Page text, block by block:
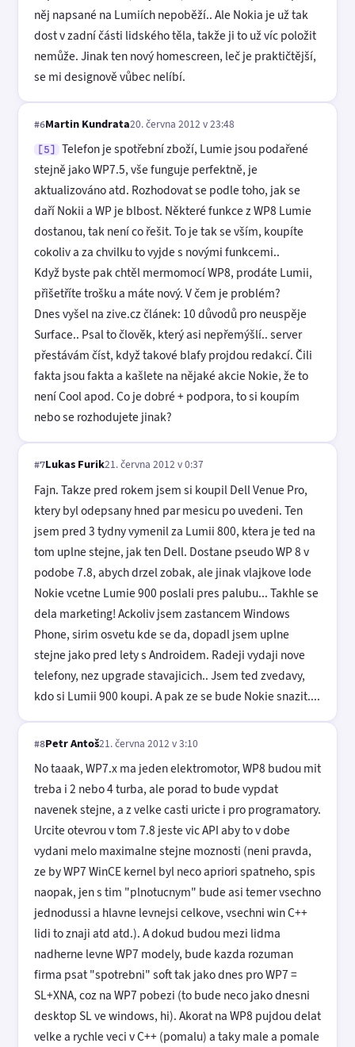
něj napsané na Lumiích nepoběží.. Ale Nokia je už tak
dost v zadní části lidského těla, takže ji to už víc položit
nemůže. Jinak ten nový homescreen, leč je praktičtější,
se mi designově vůbec nelíbí.
#6Martin Kundrata20. června 2012 v 23:48
[5]
Telefon je spotřební zboží, Lumie jsou podařené
stejně jako WP7.5, vše funguje perfektně, je
aktualizováno atd. Rozhodovat se podle toho, jak se
daří Nokii a WP je blbost. Některé funkce z WP8 Lumie
dostanou, tak není co řešit. To je tak se vším, koupíte
cokoliv a za chvilku to vyjde s novými funkcemi..
Když byste pak chtěl mermomocí WP8, prodáte Lumii,
přišetříte trošku a máte nový. V čem je problém?
Dnes vyšel na zive.cz článek: 10 důvodů pro neuspěje
Surface.. Psal to člověk, který asi nepřemýšlí.. server
přestávám číst, když takové blafy projdou redakcí. Čili
fakta jsou fakta a kašlete na nějaké akcie Nokie, že to
není Cool apod. Co je dobré + podpora, to si koupím
nebo se rozhodujete jinak?
#7Lukas Furik21. června 2012 v 0:37
Fajn. Takze pred rokem jsem si koupil Dell Venue Pro,
ktery byl odepsany hned par mesicu po uvedeni. Ten
jsem pred 3 tydny vymenil za Lumii 800, ktera je ted na
tom uplne stejne, jak ten Dell. Dostane pseudo WP 8 v
podobe 7.8, abych drzel zobak, ale jinak vlajkove lode
Nokie vcetne Lumie 900 poslali pres palubu... Takhle se
dela marketing! Ackoliv jsem zastancem Windows
Phone, sirim osvetu kde se da, dopadl jsem uplne
stejne jako pred lety s Androidem. Radeji vydaji nove
telefony, nez upgrade stavajicich.. Jsem ted zvedavy,
kdo si Lumii 900 koupi. A pak ze se bude Nokie snazit....
#8Petr Antoš21. června 2012 v 3:10
No taaak, WP7.x ma jeden elektromotor, WP8 budou mit
treba i 2 nebo 4 turba, ale porad to bude vypdat
navenek stejne, a z velke casti uricte i pro programatory.
Urcite otevrou v tom 7.8 jeste vic API aby to v dobe
vydani melo maximalne stejne moznosti (neni pravda,
ze by WP7 WinCE kernel byl neco apriori spatneho, spis
naopak, jen s tim "plnotucnym" bude asi temer vsechno
jednodussi a hlavne levnejsi celkove, vsechni win C++
lidi to znaji atd atd.). A dokud budou mezi lidma
nadherne levne WP7 modely, bude kazda rozuman
firma psat "spotrebni" soft tak jako dnes pro WP7 =
SL+XNA, coz na WP7 pobezi (to bude neco jako dnesni
desktop SL ve windows, hi). Akorat na WP8 pujdou delat
velke a rychle veci v C++ (pomalu) a taky male a pomale